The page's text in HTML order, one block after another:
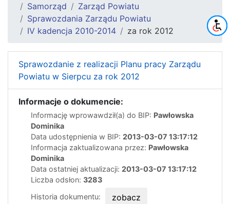
Samorząd
Zarząd Powiatu
Sprawozdania Zarządu Powiatu
IV kadencja 2010-2014
za rok 2012
Sprawozdanie z realizacji Planu pracy Zarządu
Powiatu w Sierpcu za rok 2012
Informacje o dokumencie:
Informację wprowawdził(a) do BIP: Pawłowska
Dominika
Data udostępnienia w BIP: 2013-03-07 13:17:12
Informacja zaktualizowana przez: Pawłowska
Dominika
Data ostatniej aktualizacji: 2013-03-07 13:17:12
Liczba odsłon: 3283
Historia dokumentu:
zobacz